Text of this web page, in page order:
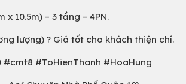
x 10.5m) – 3 tầng – 4PN.
lượng) ? Giá tốt cho khách thiện chí.
#cmt8 #ToHienThanh #HoaHung